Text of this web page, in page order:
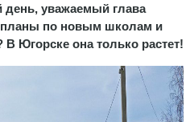
уважаемый глава
планы по новым школам и
Югорске она только растет!